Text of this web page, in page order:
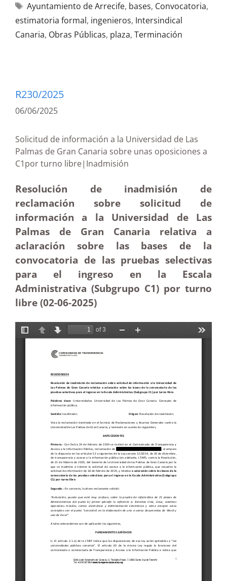
Ayuntamiento de Arrecife, bases, Convocatoria,
estimatoria formal, ingenieros, Intersindical
Canaria, Obras Públicas, plaza, Terminación
R230/2025
06/06/2025
Solicitud de información a la Universidad de Las
Palmas de Gran Canaria sobre unas oposiciones a
C1por turno libre|Inadmisión
Resolución de inadmisión de
reclamación sobre solicitud de
información a la Universidad de Las
Palmas de Gran Canaria relativa a
aclaración sobre las bases de la
convocatoria de las pruebas selectivas
para el ingreso en la Escala
Administrativa (Subgrupo C1) por turno
libre (02-06-2025)